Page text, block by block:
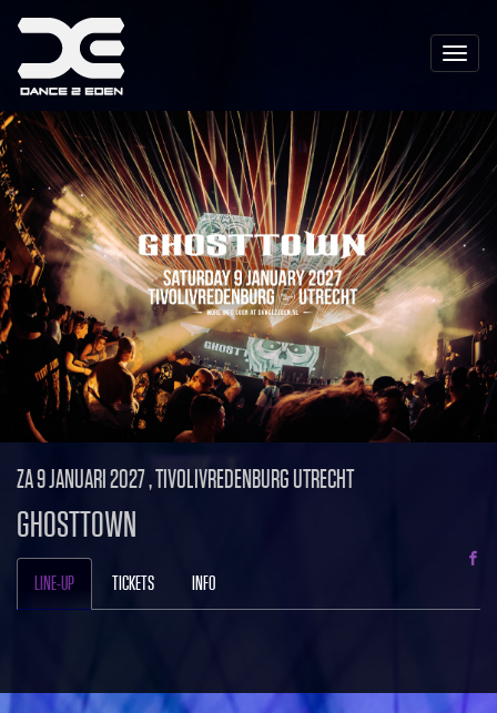
Toggle
ZA 9 JANUARI 2027 , TIVOLIVREDENBURG UTRECHT
GHOSTTOWN
LINE-UP TICKETS INFO